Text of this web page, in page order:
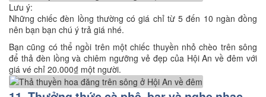
Lưu ý:
Những chiếc đèn lồng thường có giá chỉ từ 5 đến 10 ngàn đồng
nên bạn bạn chú ý trả giá nhé.
Bạn cũng có thể ngồi trên một chiếc thuyền nhỏ chèo trên sông
để thả đèn lồng và chiêm ngưỡng vẻ đẹp của Hội An về đêm với
giá vé chỉ 20.000₫ một người.